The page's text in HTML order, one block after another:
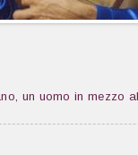
un uomo in mezzo